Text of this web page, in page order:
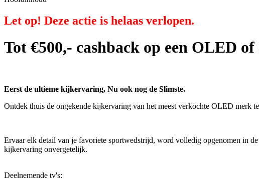
Let op! Deze actie is helaas verlopen.
Tot €500,- cashback op een OLED
Eerst de ultieme kijkervaring, Nu ook nog de Slimste.
Ontdek thuis de ongekende kijkervaring van het meest verkochte OLED merk
Ervaar elk detail van je favoriete sportwedstrijd, word volledig opgenomen in
kijkervaring onvergetelijk.
Deelnemende tv's: